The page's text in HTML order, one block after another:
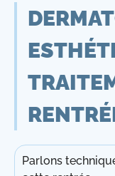
Parlons